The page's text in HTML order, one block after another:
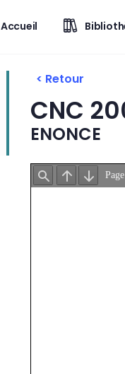
Accueil
< Retour
CNC
ENONCE